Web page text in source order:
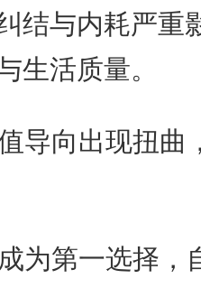
结与内耗严重
生活质量。
导向出现扭曲
为第一选择，